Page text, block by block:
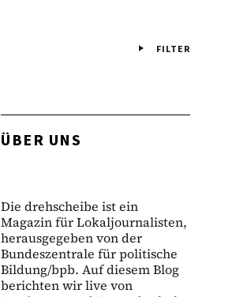
FILTER
ÜBER UNS
Die drehscheibe ist ein
Magazin für Lokaljournalisten,
herausgegeben von der
Bundeszentrale für politische
Bildung/bpb. Auf diesem Blog
berichten wir live von